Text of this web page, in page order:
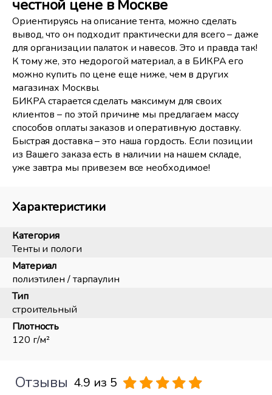
честной цене в Москве
Ориентируясь на описание тента, можно сделать
вывод, что он подходит практически для всего – даже
для организации палаток и навесов. Это и правда так!
К тому же, это недорогой материал, а в БИКРА его
можно купить по цене еще ниже, чем в других
магазинах Москвы.
БИКРА старается сделать максимум для своих
клиентов – по этой причине мы предлагаем массу
способов оплаты заказов и оперативную доставку.
Быстрая доставка – это наша гордость. Если позиции
из Вашего заказа есть в наличии на нашем складе,
уже завтра мы привезем все необходимое!
Характеристики
Категория
Тенты и пологи
Материал
полиэтилен / тарпаулин
Тип
строительный
Плотность
120 г/м²
Отзывы 4.9 из 5